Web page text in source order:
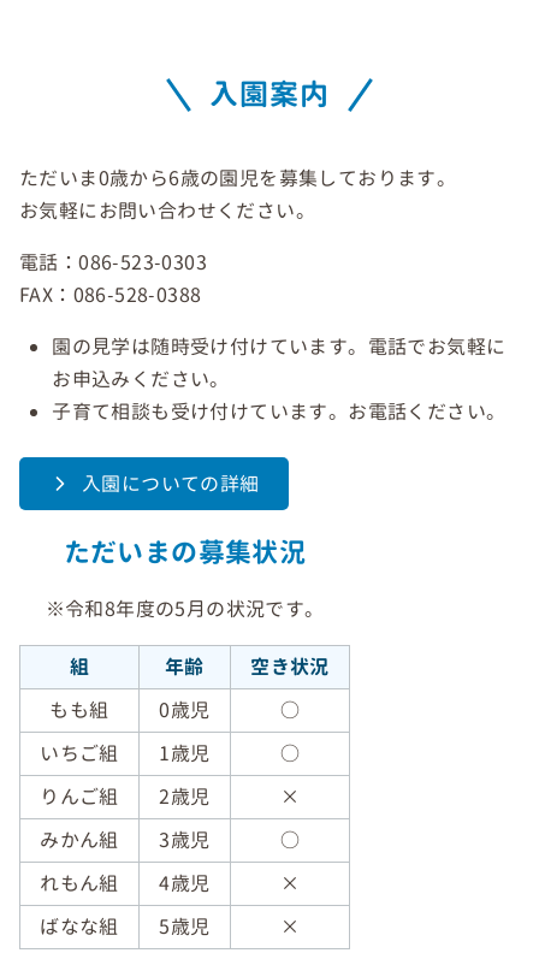
入園案内
ただいま0歳から6歳の園児を募集しております。
お気軽にお問い合わせください。
電話：086-523-0303
FAX：086-528-0388
園の見学は随時受け付けています。電話でお気軽に
お申込みください。
子育て相談も受け付けています。お電話ください。
入園についての詳細
ただいまの募集状況
※令和8年度の5月の状況です。
組 年齢
空き状況
もも組
0歳児
○
いちご組
1歳児
○
りんご組
2歳児
×
みかん組
3歳児
○
れもん組
4歳児
×
ばなな組
5歳児 ×